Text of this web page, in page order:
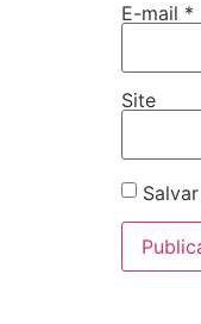
E-mail *
Site